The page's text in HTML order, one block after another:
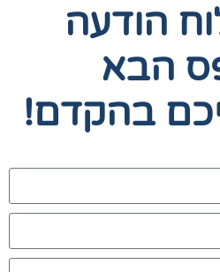
הודעה
הבא
בהקדם!